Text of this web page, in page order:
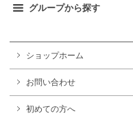
グループから探す
ショップホーム
お問い合わせ
初めての方へ